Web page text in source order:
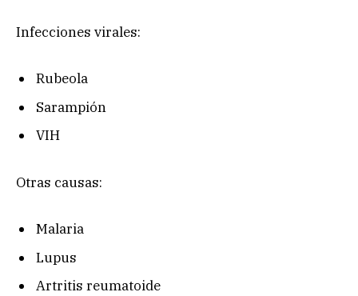
Infecciones virales:
Rubeola
Sarampión
VIH
Otras causas:
Malaria
Lupus
Artritis reumatoide